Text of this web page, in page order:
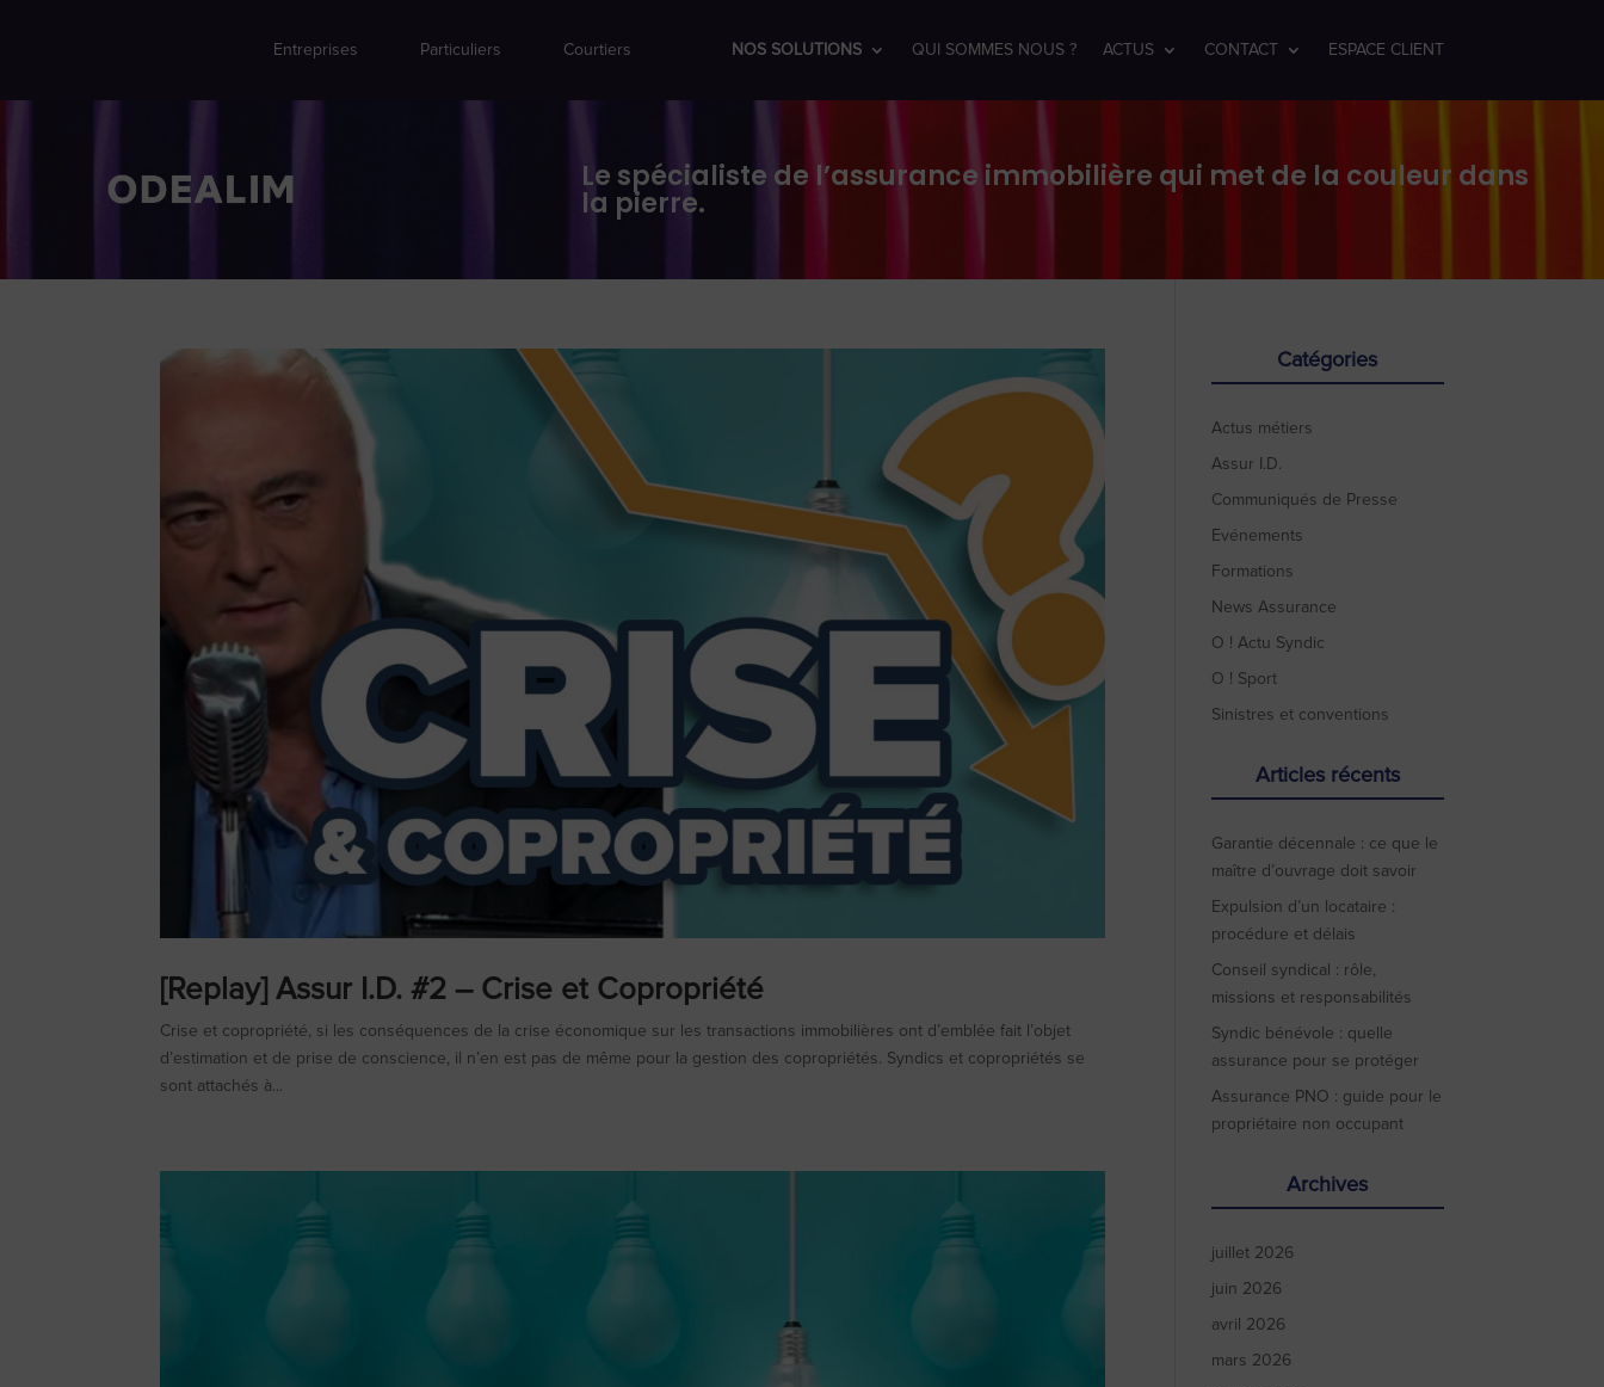
Entreprises Particuliers Courtiers NOS SOLUTIONS QUI SOMMES NOUS ? ACTUS CONTACT ESPACE CLIENT
Le spécialiste de l’assurance immobilière qui met de la couleur dans
la pierre.
[Replay] Assur I.D. #2 – Crise et Copropriété
Crise et copropriété, si les conséquences de la crise économique sur les transactions immobilières ont d’emblée fait l’objet
d’estimation et de prise de conscience, il n’en est pas de même pour la gestion des copropriétés. Syndics et copropriétés se
sont attachés à...
Catégories
Actus métiers
Assur I.D.
Communiqués de Presse
Evénements
Formations
News Assurance
O ! Actu Syndic
O ! Sport
Sinistres et conventions
Articles récents
Garantie décennale : ce que le
maître d’ouvrage doit savoir
Expulsion d’un locataire :
procédure et délais
Conseil syndical : rôle,
missions et responsabilités
Syndic bénévole : quelle
assurance pour se protéger
Assurance PNO : guide pour le
propriétaire non occupant
Archives
juillet 2026
juin 2026
avril 2026
mars 2026